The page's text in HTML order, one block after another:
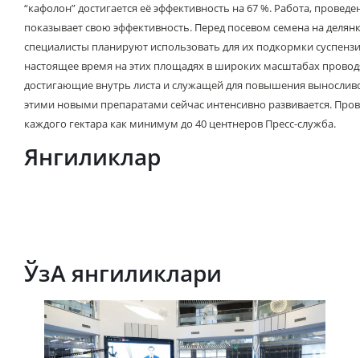
“кафолон” достигается её эффективность на 67 %. Работа,
показывает свою эффективность. Перед посевом семена на
специалисты планируют использовать для их подкормки
настоящее время на этих площадях в широких масштабах
достигающие внутрь листа и служащей для повышения
этими новыми препаратами сейчас интенсивно развивается.
каждого гектара как минимум до 40 центнеров Пресс-служба.
Янгиликлар
ЎзА янгиликлари